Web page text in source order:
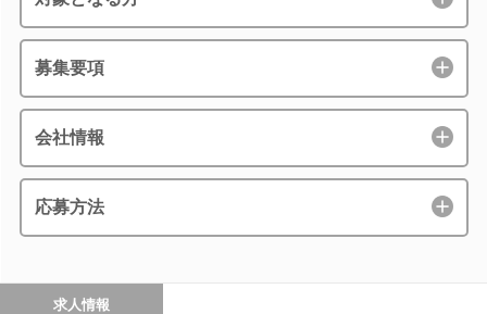
募集要項
会社情報
応募方法
求人情報